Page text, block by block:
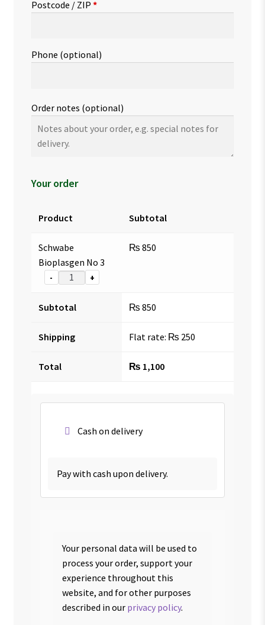
Postcode / ZIP *
Phone (optional)
Order notes (optional)
Your order
Product Subtotal
Schwabe
Bioplasgen No 3
- +
₨ 850
Subtotal ₨ 850
Shipping Flat rate: ₨ 250
Total ₨ 1,100
Cash on delivery
Pay with cash upon delivery.
Your personal data will be used to
process your order, support your
experience throughout this
website, and for other purposes
described in our privacy policy.